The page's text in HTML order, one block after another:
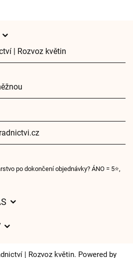
| Rozvoz květin
po dokončení objednávky? ÁNO = 5⭐,
prehľad možností
| Rozvoz květin. Powered by